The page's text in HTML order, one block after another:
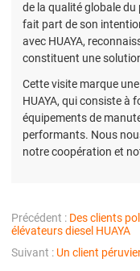
de la qualité globale du
fait part de son
avec HUAYA,
constituent une
Cette visite marque
HUAYA, qui consiste à
équipements de
performants. Nous
notre coopération et
Précédent : Des clients
élévateurs diesel HUAYA
Suivant : Un client